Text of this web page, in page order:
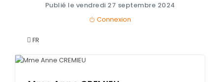
PRÉVOIR SES OBSÈQUES
Entretien de sépulture
Publié le vendredi 27 septembre 2024
Connexion
FR